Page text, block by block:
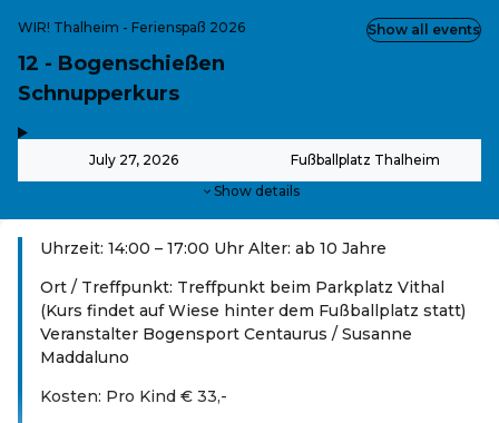
WIR! Thalheim - Ferienspaß 2026
12 - Bogenschießen
Schnupperkurs
July 27, 2026 Fußballplatz Thalheim
Show details
Show all events
Uhrzeit: 14:00 – 17:00 Uhr Alter: ab 10 Jahre
Ort / Treffpunkt: Treffpunkt beim Parkplatz Vithal
(Kurs findet auf Wiese hinter dem Fußballplatz statt)
Veranstalter Bogensport Centaurus / Susanne
Maddaluno
Kosten: Pro Kind € 33,-